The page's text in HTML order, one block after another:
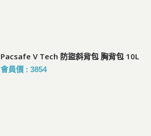
Pacsafe V Tech 防盜斜背包 胸背包 10L
會員價 : 3854